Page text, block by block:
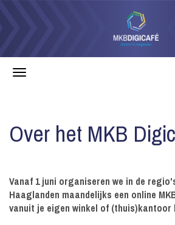
Over het MKB
Vanaf 1 juni organiseren we in de
Haaglanden maandelijks een online
vanuit je eigen winkel of (thuis)kantoor